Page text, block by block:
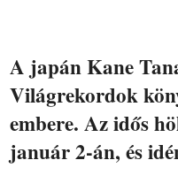
A japán Kane
Világrekordok
embere. Az idős
január 2-án, és